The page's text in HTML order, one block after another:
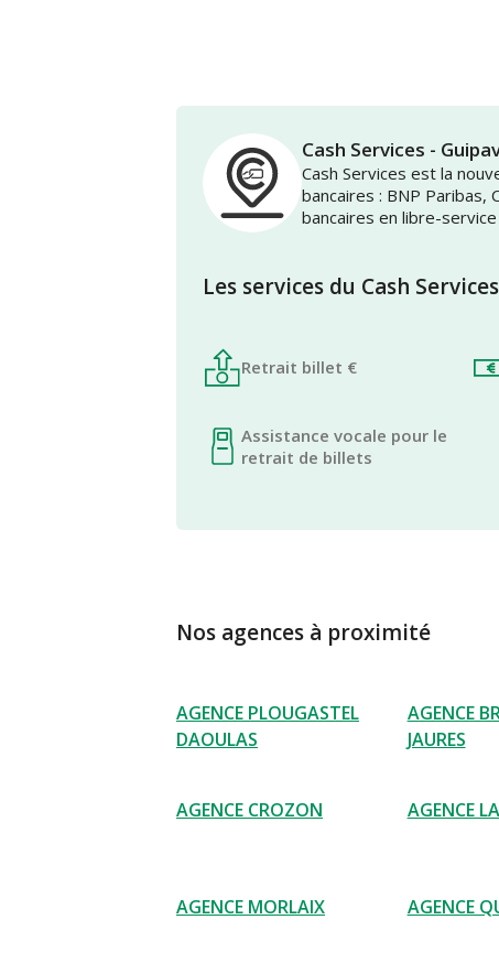
Cash Services -
Cash Services est la
bancaires : BNP
bancaires en libre-
Les services du Cash Services
Retrait billet €
Assistance vocale pour le
retrait de billets
Nos agences à proximité
AGENCE PLOUGASTEL
DAOULAS
AGENCE
JAURES
AGENCE CROZON AGENCE
AGENCE MORLAIX AGENCE